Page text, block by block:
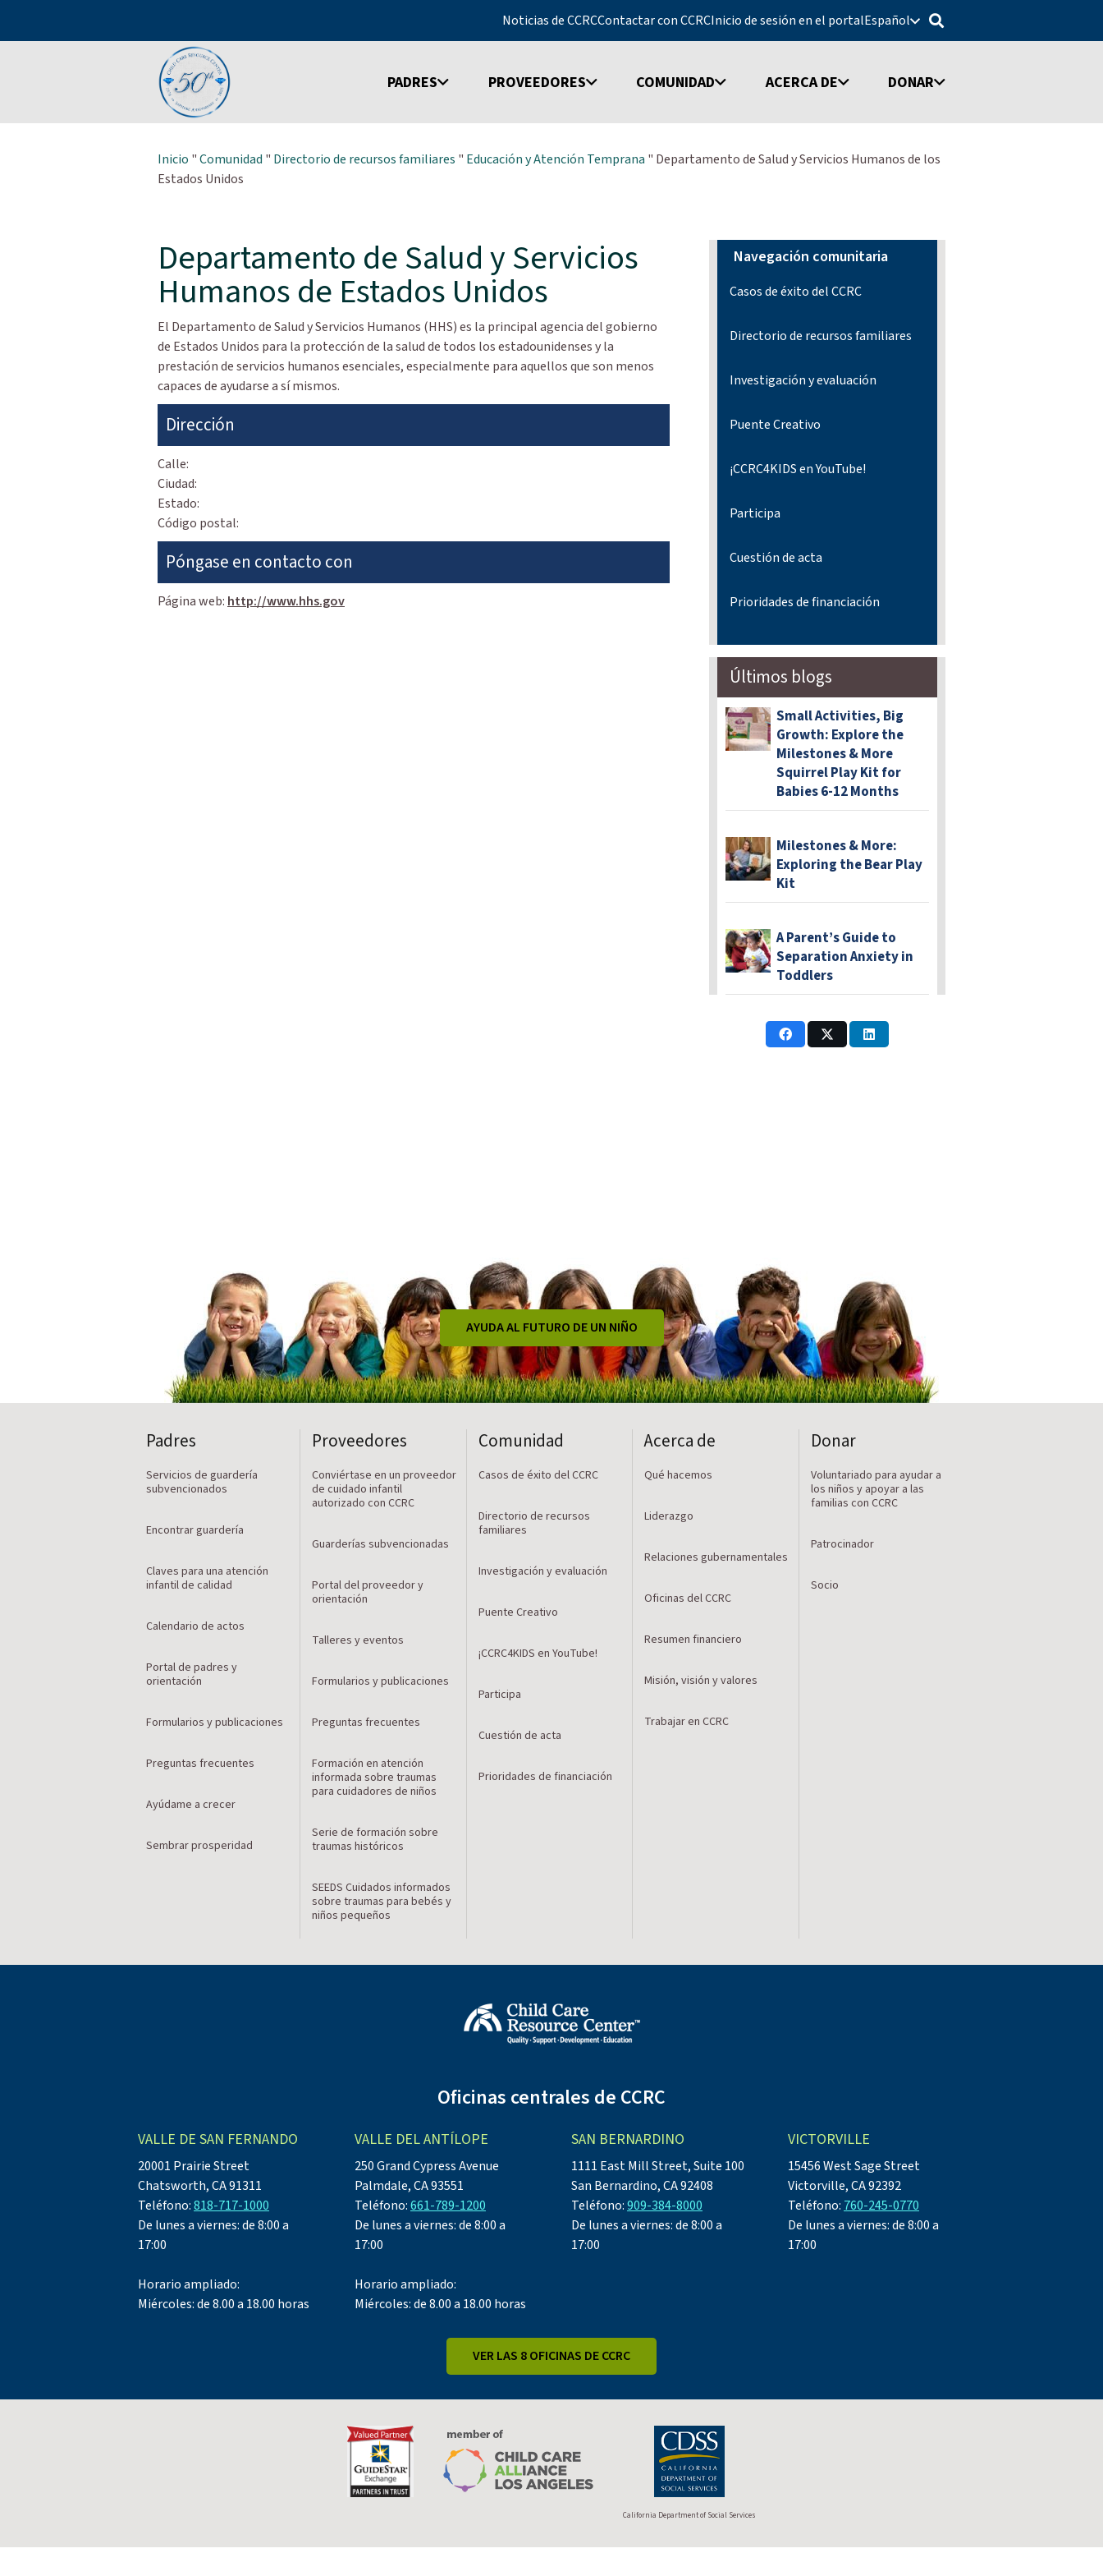
Noticias de CCRCContactar con CCRCInicio de sesión en el portalEspañol
PADRES PROVEEDORES COMUNIDAD ACERCA DE DONAR
Inicio "Comunidad " Directorio de recursos familiares " Educación y Atención Temprana " Departamento de Salud y Servicios Humanos de los
Estados Unidos
Departamento de Salud y Servicios
Humanos de Estados Unidos
El Departamento de Salud y Servicios Humanos (HHS) es la principal agencia del gobierno
de Estados Unidos para la protección de la salud de todos los estadounidenses y la
prestación de servicios humanos esenciales, especialmente para aquellos que son menos
capaces de ayudarse a sí mismos.
Dirección
Calle:
Ciudad:
Estado:
Código postal:
Póngase en contacto con
Página web: http://www.hhs.gov
Navegación comunitaria
Casos de éxito del CCRC
Directorio de recursos familiares
Investigación y evaluación
Puente Creativo
¡CCRC4KIDS en YouTube!
Participa
Cuestión de acta
Prioridades de financiación
Últimos blogs
Small Activities, Big
Growth: Explore the
Milestones & More
Squirrel Play Kit for
Babies 6-12 Months
Milestones & More:
Exploring the Bear Play
Kit
A Parent’s Guide to
Separation Anxiety in
Toddlers
AYUDA AL FUTURO DE UN NIÑO
Padres
Servicios de guardería
subvencionados
Encontrar guardería
Claves para una atención
infantil de calidad
Calendario de actos
Portal de padres y
orientación
Formularios y publicaciones
Preguntas frecuentes
Ayúdame a crecer
Sembrar prosperidad
Proveedores
Conviértase en un proveedor
de cuidado infantil
autorizado con CCRC
Guarderías subvencionadas
Portal del proveedor y
orientación
Talleres y eventos
Formularios y publicaciones
Preguntas frecuentes
Formación en atención
informada sobre traumas
para cuidadores de niños
Serie de formación sobre
traumas históricos
SEEDS Cuidados informados
sobre traumas para bebés y
niños pequeños
Comunidad
Casos de éxito del CCRC
Directorio de recursos
familiares
Investigación y evaluación
Puente Creativo
¡CCRC4KIDS en YouTube!
Participa
Cuestión de acta
Prioridades de financiación
Acerca de
Qué hacemos
Liderazgo
Relaciones gubernamentales
Oficinas del CCRC
Resumen financiero
Misión, visión y valores
Trabajar en CCRC
Donar
Voluntariado para ayudar a
los niños y apoyar a las
familias con CCRC
Patrocinador
Socio
Oficinas centrales de CCRC
VALLE DE SAN FERNANDO
20001 Prairie Street
Chatsworth, CA 91311
Teléfono:818-717-1000
De lunes a viernes: de 8:00 a
17:00
Horario ampliado:
Miércoles: de 8.00 a 18.00 horas
VALLE DEL ANTÍLOPE
250 Grand Cypress Avenue
Palmdale, CA 93551
Teléfono:661-789-1200
De lunes a viernes: de 8:00 a
17:00
Horario ampliado:
Miércoles: de 8.00 a 18.00 horas
SAN BERNARDINO
1111 East Mill Street, Suite 100
San Bernardino, CA 92408
Teléfono:909-384-8000
De lunes a viernes: de 8:00 a
17:00
VICTORVILLE
15456 West Sage Street
Victorville, CA 92392
Teléfono: 760-245-0770
De lunes a viernes: de 8:00 a
17:00
VER LAS 8 OFICINAS DE CCRC
California Department of Social Services